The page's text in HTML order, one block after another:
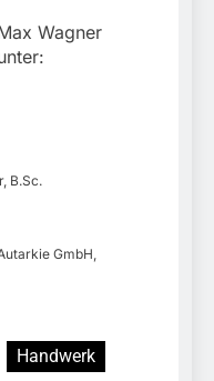
Wagner
B.Sc.
GmbH,
Handwerk